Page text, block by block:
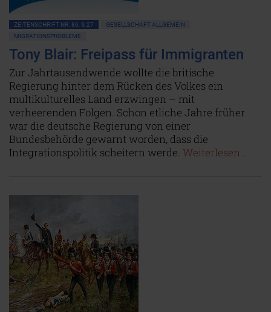
ZEITENSCHRIFT NR. 86, S.27
GESELLSCHAFT ALLGEMEIN
MIGRATIONSPROBLEME
Tony Blair: Freipass für Immigranten
Zur Jahrtausendwende wollte die britische
Regierung hinter dem Rücken des Volkes ein
multikulturelles Land erzwingen – mit
verheerenden Folgen. Schon etliche Jahre früher
war die deutsche Regierung von einer
Bundesbehörde gewarnt worden, dass die
Integrationspolitik scheitern werde. Weiterlesen...